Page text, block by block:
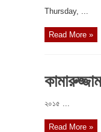
‎Thursday, ...
Read More »
২০১৫ ...
Read More »